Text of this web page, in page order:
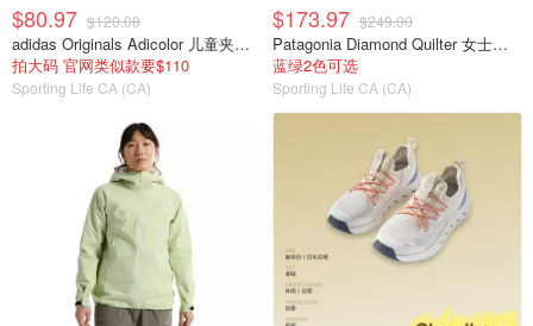
$80.97 $120.00
adidas Originals Adicolor 儿童夹克 8-16码
拍大码 官网类似款要$110
Sporting Life CA (CA)
$173.97 $249.00
Patagonia Diamond Quilter 女士连帽夹克
蓝绿2色可选
Sporting Life CA (CA)